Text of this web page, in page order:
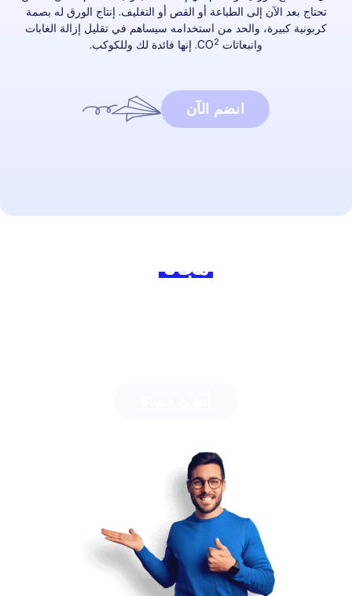
تحتاج بعد الآن إلى الطباعة أو القص أو التغليف. إنتاج الورق له بصمة
كربونية كبيرة، والحد من استخدامه سيساهم في تقليل إزالة الغابات
وانبعاثات CO 2 . إنها فائدة لك وللكوكب.
انضم الآن
انضم إلينامجانًااليوم واصنع